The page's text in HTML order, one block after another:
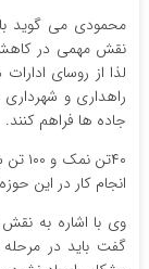
محمودی می گوید
نقش مهمی در کاهش
لذا از روسای
راهداری و
جاده ها فراهم کنند.
انجام کار در این
وی با اشاره به
گفت باید در